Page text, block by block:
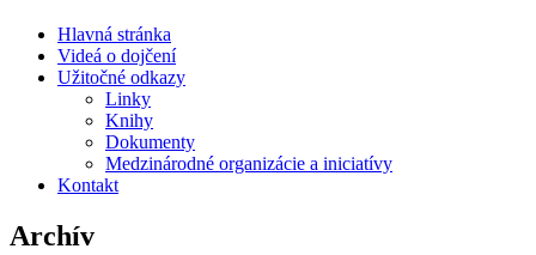
Hlavná stránka
Videá o dojčení
Užitočné odkazy
Linky
Knihy
Dokumenty
Medzinárodné organizácie a iniciatívy
Kontakt
Archív